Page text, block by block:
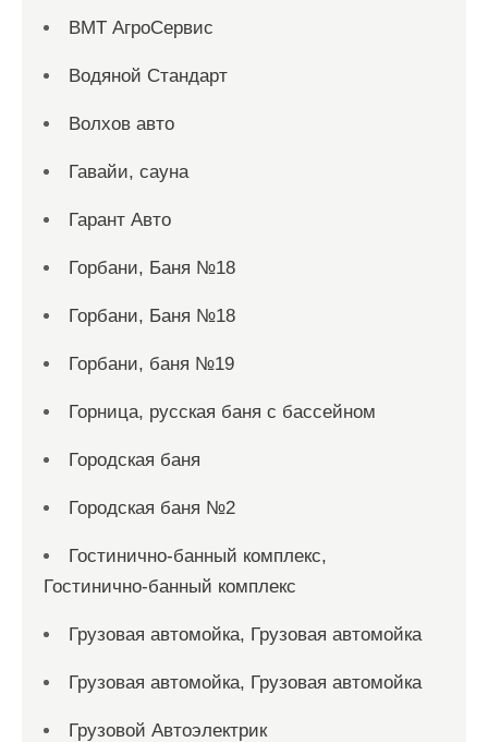
ВМТ АгроСервис
Водяной Стандарт
Волхов авто
Гавайи, сауна
Гарант Авто
Горбани, Баня №18
Горбани, Баня №18
Горбани, баня №19
Горница, русская баня с бассейном
Городская баня
Городская баня №2
Гостинично-банный комплекс,
Гостинично-банный комплекс
Грузовая автомойка, Грузовая автомойка
Грузовая автомойка, Грузовая автомойка
Грузовой Автоэлектрик